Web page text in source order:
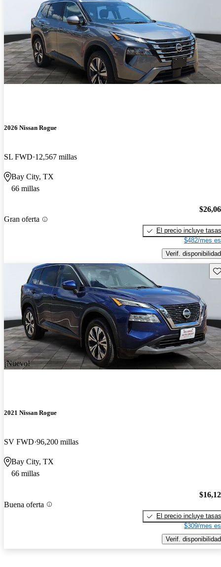
2026 Nissan Rogue
SL FWD 12,567 millas
Bay City, TX
66 millas
Gran oferta
El precio incluye tasas
$482/mes
Verif. disponibilidad
¡Nuevo!
2021 Nissan Rogue
SV FWD 96,200 millas
Bay City, TX
66 millas
Buena oferta
El precio incluye tasas
$309/mes
Verif. disponibilidad